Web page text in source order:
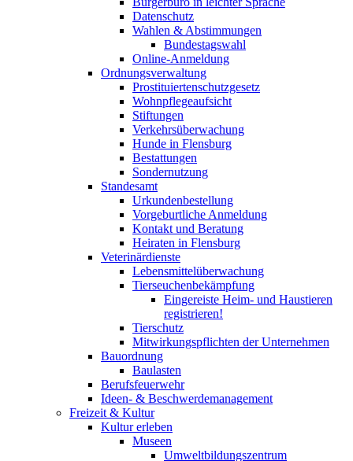
Datenschutz
Wahlen & Abstimmungen
Bundestagswahl
Online-Anmeldung
Ordnungsverwaltung
Prostituiertenschutzgesetz
Wohnpflegeaufsicht
Stiftungen
Verkehrsüberwachung
Hunde in Flensburg
Bestattungen
Sondernutzung
Standesamt
Urkundenbestellung
Vorgeburtliche Anmeldung
Kontakt und Beratung
Heiraten in Flensburg
Veterinärdienste
Lebensmittelüberwachung
Tierseuchenbekämpfung
Eingereiste Heim- und Haustieren
registrieren!
Tierschutz
Mitwirkungspflichten der Unternehmen
Bauordnung
Baulasten
Berufsfeuerwehr
Ideen- & Beschwerdemanagement
Freizeit & Kultur
Kultur erleben
Museen
Umweltbildungszentrum